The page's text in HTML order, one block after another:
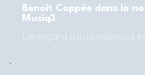
Benoît Coppée dans la
Musiq3